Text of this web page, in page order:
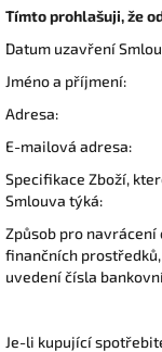
Tímto prohlašuji, že
Datum uzavření
Jméno a příjmení:
Adresa:
E-mailová adresa:
Specifikace Zboží,
Smlouva týká:
Způsob pro navrácení
finančních
uvedení čísla
Je-li kupující